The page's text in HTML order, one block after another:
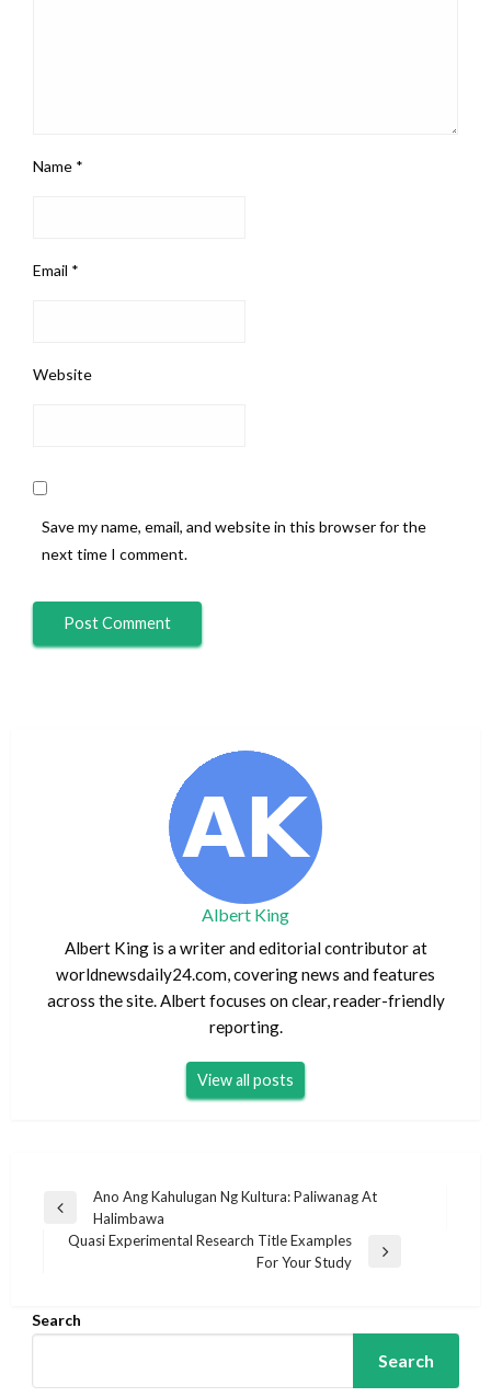
Name *
Email *
Website
Save my name, email, and website in this browser for the
next time I comment.
Albert King
Albert King is a writer and editorial contributor at
worldnewsdaily24.com, covering news and features
across the site. Albert focuses on clear, reader-friendly
reporting.
View all posts
Post
navigation
Previous
Post
Ano Ang Kahulugan Ng Kultura: Paliwanag At
Halimbawa
Quasi Experimental Research Title Examples
For Your Study
Search
Search